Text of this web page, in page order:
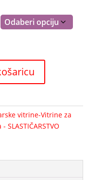
vitrine-Vitrine za